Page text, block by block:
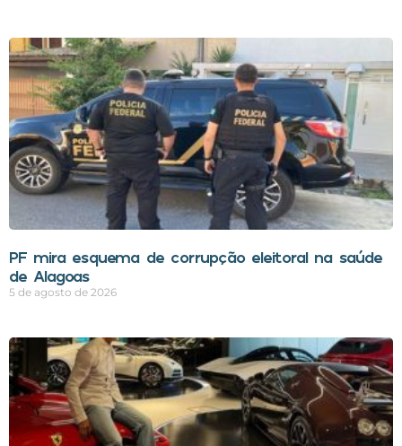
PF mira esquema de corrupção eleitoral na saúde
de Alagoas
5 de agosto de 2026